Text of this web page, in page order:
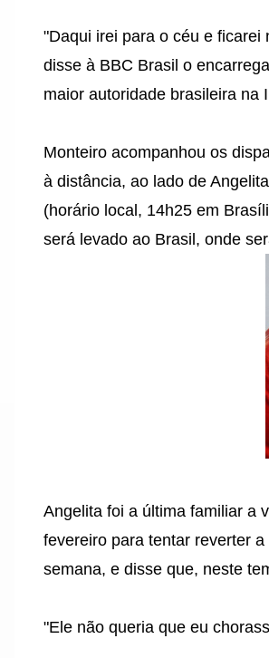
"Daqui irei para o céu e ficarei
disse à BBC Brasil o
maior autoridade brasileira na
Monteiro acompanhou os
à distância, ao lado de
(horário local, 14h25 em
será levado ao Brasil, onde
Angelita foi a última familiar a
fevereiro para tentar reverter
semana, e disse que, neste
"Ele não queria que eu